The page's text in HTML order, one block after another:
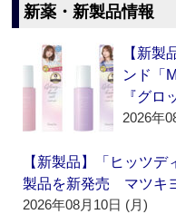
新薬・新製品情報
【新製
ンド「
『グ
2026年
【新製品】「ヒッツ
製品を新発売 マツキ
2026年08月10日 (月)